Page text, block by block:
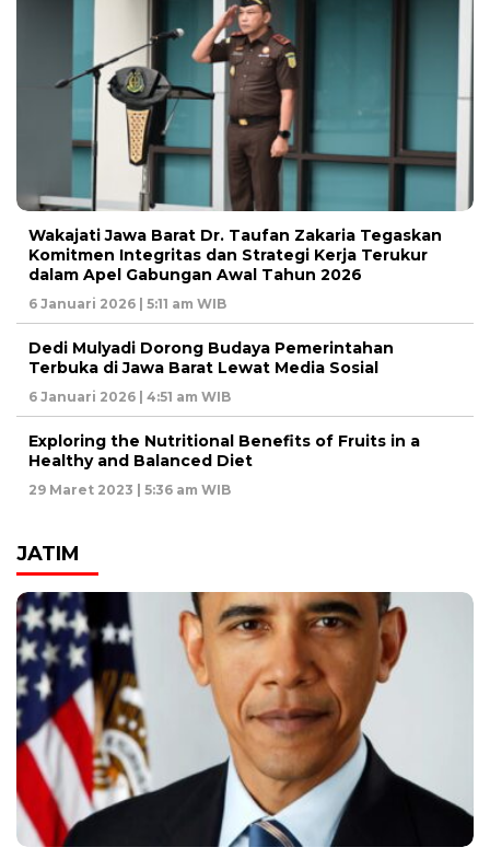
Wakajati Jawa Barat Dr. Taufan Zakaria Tegaskan
Komitmen Integritas dan Strategi Kerja Terukur
dalam Apel Gabungan Awal Tahun 2026
6 Januari 2026 | 5:11 am WIB
Dedi Mulyadi Dorong Budaya Pemerintahan
Terbuka di Jawa Barat Lewat Media Sosial
6 Januari 2026 | 4:51 am WIB
Exploring the Nutritional Benefits of Fruits in a
Healthy and Balanced Diet
29 Maret 2023 | 5:36 am WIB
JATIM